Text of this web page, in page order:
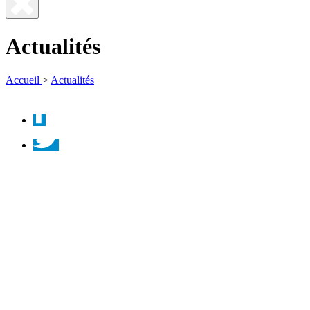
Fermer
recherche
Actualités
Accueil > Actualités